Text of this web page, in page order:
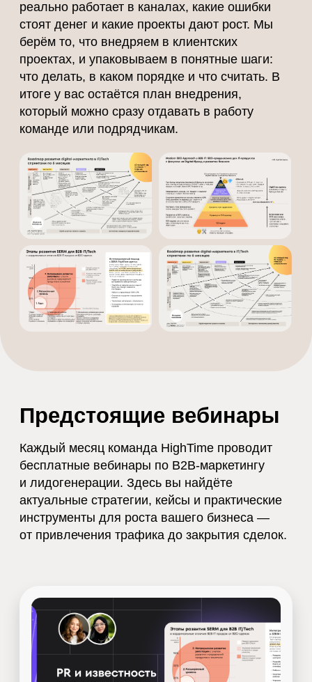
23 июля 2026 — 11:00 мск
Управление репутацией
IT/Tech-компании в Яндекс и
Google: как взять под
контроль восприятие
бренда в B2B-нише
Как алгоритмы формируют восприятие
Продвижение ИТ‑продуктов на
отраслевых СМИ: как за 3
месяца завалить отдел продаж
заявками через статьи на
TAdviser, Бизнес Секретах, Habr
и CNews
Как создавать экспертные статьи, которые
следующие 3 года без постоянных вложений
в рекламу.
Смотреть в записи